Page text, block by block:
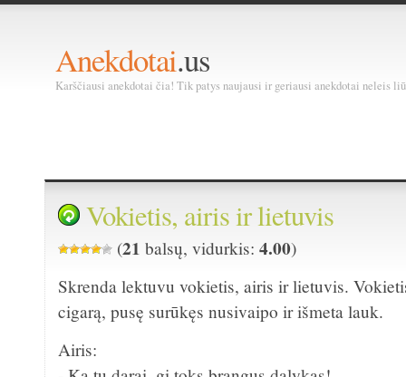
Anekdotai.us
Karščiausi anekdotai čia! Tik patys naujausi ir geriausi anekdotai neleis
Vokietis, airis ir lietuvis
(21 balsų, vidurkis:4.00)
Skrenda lektuvu vokietis, airis ir lietuvis.
cigarą, pusę surūkęs nusivaipo ir išmeta lauk.
Airis: